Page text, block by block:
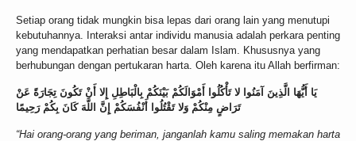
Setiap orang tidak mungkin bisa lepas dari orang lain yang menutupi
kebutuhannya. Interaksi antar individu manusia adalah perkara penting
yang mendapatkan perhatian besar dalam Islam. Khususnya yang
berhubungan dengan pertukaran harta. Oleh karena itu Allah berfirman:
يَا أَيُّهَا الَّذِينَ آمَنُوا لا تَأْكُلُوا أَمْوَالَكُمْ بَيْنَكُمْ بِالْبَاطِلِ إِلا أَنْ تَكُونَ تِجَارَةً عَنْ
تَرَاضٍ مِنْكُمْ وَلا تَقْتُلُوا أَنْفُسَكُمْ إِنَّ اللَّهَ كَانَ بِكُمْ رَحِيمًا
“Hai orang-orang yang beriman, janganlah kamu saling memakan harta